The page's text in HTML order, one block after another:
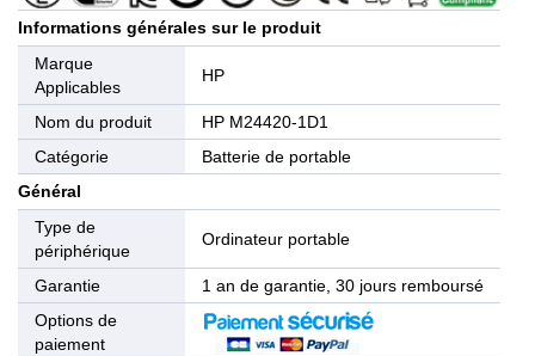
Informations générales sur le produit
Marque
Applicables
HP
Nom du produit
HP M24420-1D1
Catégorie
Batterie de portable
Général
Type de
périphérique
Ordinateur portable
Garantie
1 an de garantie, 30 jours remboursé
Options de
paiement